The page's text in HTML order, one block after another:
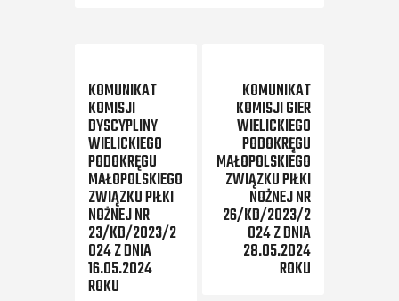
KOMUNIKAT
KOMISJI
DYSCYPLINY
WIELICKIEGO
PODOKRĘGU
MAŁOPOLSKIEGO
ZWIĄZKU PIŁKI
NOŻNEJ NR
23/KD/2023/2
024 Z DNIA
16.05.2024
ROKU
KOMUNIKAT
KOMISJI GIER
WIELICKIEGO
PODOKRĘGU
MAŁOPOLSKIEGO
ZWIĄZKU PIŁKI
NOŻNEJ NR
26/KD/2023/2
024 Z DNIA
28.05.2024
ROKU